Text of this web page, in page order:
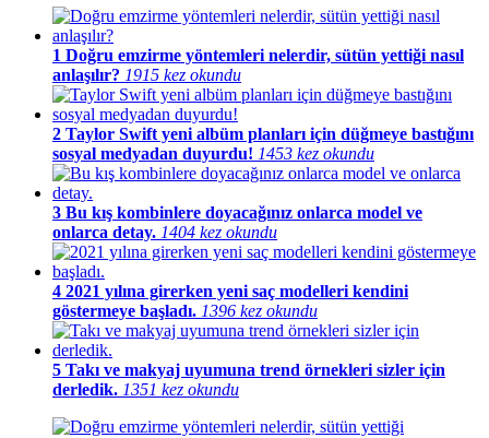
1 Doğru emzirme yöntemleri nelerdir, sütün yettiği nasıl
anlaşılır? 1915 kez okundu
2 Taylor Swift yeni albüm planları için düğmeye bastığını
sosyal medyadan duyurdu! 1453 kez okundu
3 Bu kış kombinlere doyacağınız onlarca model ve
onlarca detay. 1404 kez okundu
4 2021 yılına girerken yeni saç modelleri kendini
göstermeye başladı. 1396 kez okundu
5 Takı ve makyaj uyumuna trend örnekleri sizler için
derledik. 1351 kez okundu